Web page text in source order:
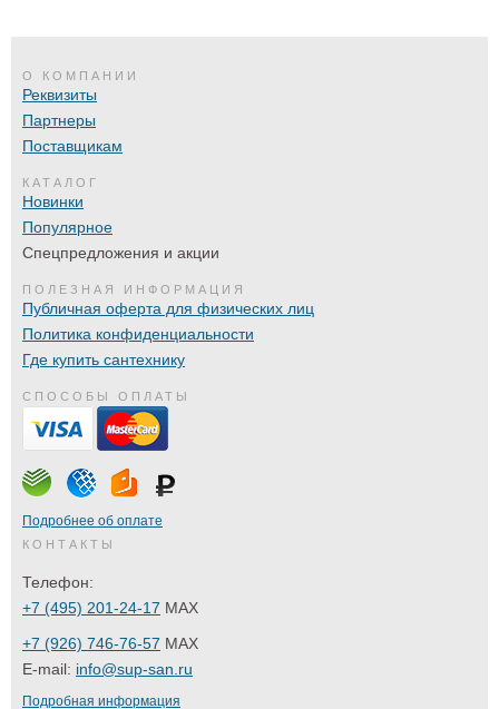
О КОМПАНИИ
Реквизиты
Партнеры
Поставщикам
КАТАЛОГ
Новинки
Популярное
Спецпредложения и акции
ПОЛЕЗНАЯ ИНФОРМАЦИЯ
Публичная оферта для физических лиц
Политика конфиденциальности
Где купить сантехнику
СПОСОБЫ ОПЛАТЫ
Подробнее об оплате
КОНТАКТЫ
Телефон:
+7 (495) 201-24-17 MAX
+7 (926) 746-76-57 MAX
E-mail: info@sup-san.ru
Подробная информация